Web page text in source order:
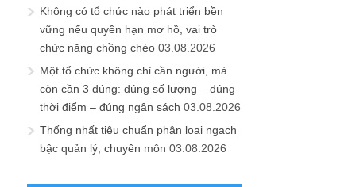
Không có tổ chức nào phát triển bền
vững nếu quyền hạn mơ hồ, vai trò
chức năng chồng chéo 03.08.2026
Một tổ chức không chỉ cần người, mà
còn cần 3 đúng: đúng số lượng – đúng
thời điểm – đúng ngân sách 03.08.2026
Thống nhất tiêu chuẩn phân loại ngạch
bậc quản lý, chuyên môn 03.08.2026